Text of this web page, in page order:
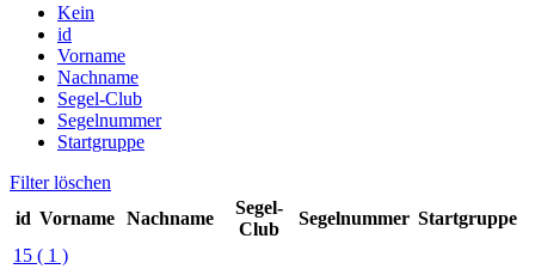
Kein
id
Vorname
Nachname
Segel-Club
Segelnummer
Startgruppe
Filter löschen
id Vorname Nachname
Segel-
Club
Segelnummer Startgruppe
15 ( 1 )